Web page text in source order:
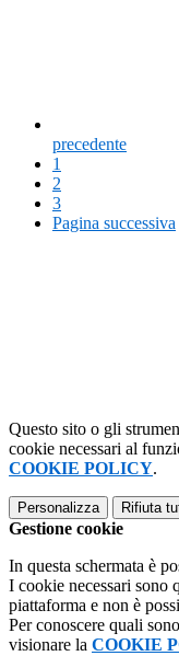
precedente
1
2
3
Pagina successiva
Questo sito o gli
cookie necessari al
COOKIE POLICY.
Personalizza Rifiuta
Gestione cookie
In questa schermata è
I cookie necessari sono
piattaforma e non è
Per conoscere quali
visionare la COOKIE